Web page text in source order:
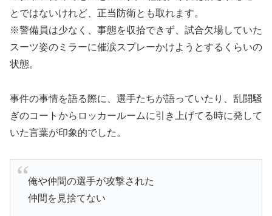
とではないけれど、正当防衛とも取れます。
※警備員は少なく、事態を収拾できず、試合欠場していた
スーツ姿のミラーに催涙スプレーかけようとするくらいの
状態。
事件の事情を語る際に、選手たちが語っていたり、乱闘騒
ぎのコートからロッカールームに引き上げてる時に発して
いた言葉が印象的でした。
俺や仲間の選手が攻撃された
仲間を見捨てない